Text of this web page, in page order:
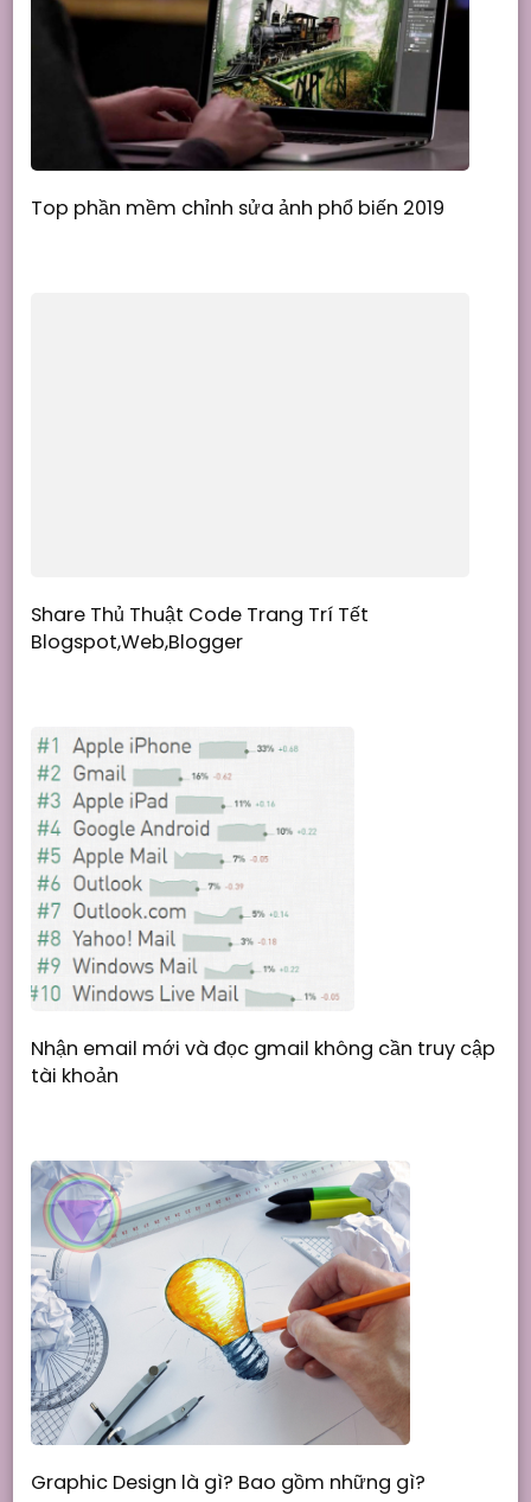
Top phần mềm chỉnh sửa ảnh phổ biến 2019
Share Thủ Thuật Code Trang Trí Tết
Blogspot,Web,Blogger
Nhận email mới và đọc gmail không cần truy cập
tài khoản
Graphic Design là gì? Bao gồm những gì?